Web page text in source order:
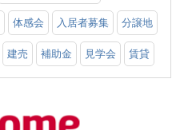
体感会 入居者募集 分譲地
建売 補助金 見学会 賃貸